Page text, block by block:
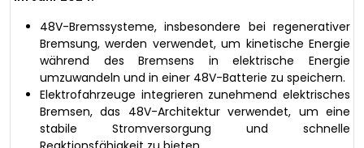
48V-Bremssysteme, insbesondere bei regenerativer
Bremsung, werden verwendet, um kinetische Energie
während des Bremsens in elektrische Energie
umzuwandeln und in einer 48V-Batterie zu speichern.
Elektrofahrzeuge integrieren zunehmend elektrisches
Bremsen, das 48V-Architektur verwendet, um eine
stabile Stromversorgung und schnelle